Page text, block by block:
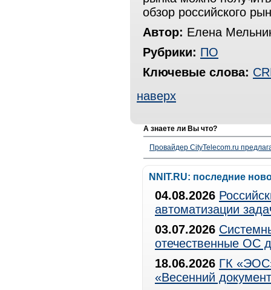
обзор российского
Автор: Елена
Рубрики: ПО
Ключевые слова:
наверх
А знаете ли Вы что?
Провайдер CityTelecom.ru
NNIT.RU: последние
04.08.2026
автоматизации
03.07.2026
отечественные ОС
18.06.2026 ГК
«Весенний